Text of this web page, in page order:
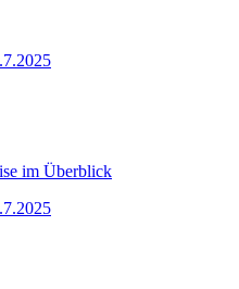
im Überblick